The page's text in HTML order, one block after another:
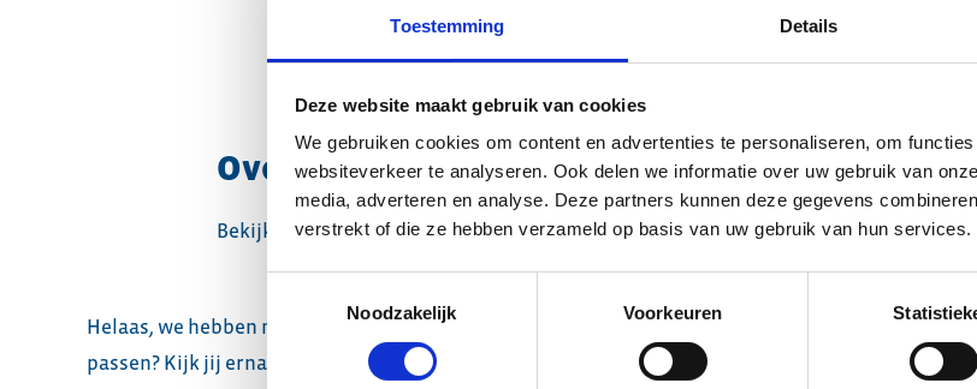
Toestemming Details
Deze website maakt gebruik van cookies
We gebruiken cookies om content en advertenties te personaliseren, om
websiteverkeer te analyseren. Ook delen we informatie over uw gebruik van
media, adverteren en analyse. Deze partners kunnen deze gegevens
verstrekt of die ze hebben verzameld op basis van uw gebruik van hun services.
Noodzakelijk
Voorkeuren
Overzicht projectmanagement vacatures
Bekijk onze actuele vacatures voor projectmanagers en projectleiders die
Helaas, we hebben momenteel geen openstaande vacatures op het gebied van
passen? Kijk jij ernaar uit om samen met ons aan de slag gaat met de energie van vandaag én